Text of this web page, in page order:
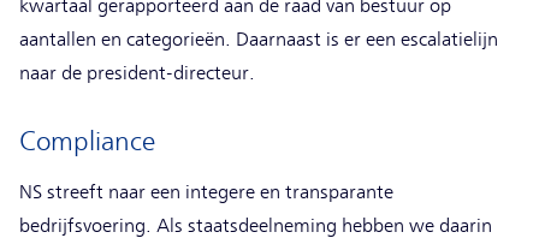
kwartaal gerapporteerd aan de raad van bestuur op
aantallen en categorieën. Daarnaast is er een escalatielijn
naar de president-directeur.
Compliance
NS streeft naar een integere en transparante
bedrijfsvoering. Als staatsdeelneming hebben we daarin